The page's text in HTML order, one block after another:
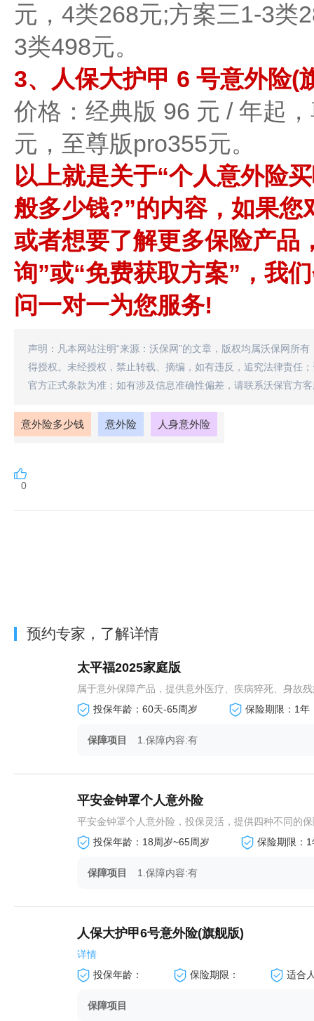
元，4类268元;方案三1-3类
3类498元。
3、人保大护甲 6 号意外险(
价格：经典版 96 元 / 年起
元，至尊版pro355元。
以上就是关于“个人意外险
般多少钱?”的内容，如果
或者想要了解更多保险产品
询”或“免费获取方案”，我
问一对一为您服务!
声明：凡本网站注明“来源：沃保网”的文章，版权均属沃保网所
得授权。未经授权，禁止转载、摘编，如有违反，追究法律责任
官方正式条款为准；如有涉及信息准确性偏差，请联系沃保官方
意外险多少钱 意外险 人身意外险
0
预约专家，了解详情
太平福2025家庭版
属于意外保障产品，提供意外医疗、疾病猝死、身故
投保年龄：60天-65周岁
保险期限：1年
保障项目 1.保障内容:有
平安金钟罩个人意外险
平安金钟罩个人意外险，投保灵活，提供四种不同的
投保年龄：18周岁~65周岁
保险期限：1
保障项目 1.保障内容:有
人保大护甲6号意外险(旗舰版)
详情
投保年龄：
保险期限： 适合
保障项目